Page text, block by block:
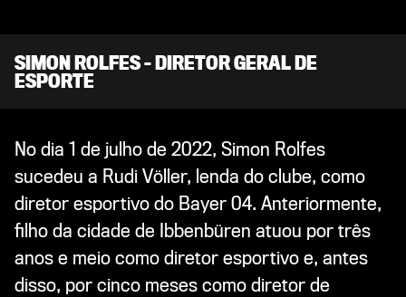
SIMON ROLFES – DIRETOR GERAL DE
ESPORTE
No dia 1 de julho de 2022, Simon Rolfes
sucedeu a Rudi Völler, lenda do clube, como
diretor esportivo do Bayer 04. Anteriormente,
filho da cidade de Ibbenbüren atuou por três
anos e meio como diretor esportivo e, antes
disso, por cinco meses como diretor de